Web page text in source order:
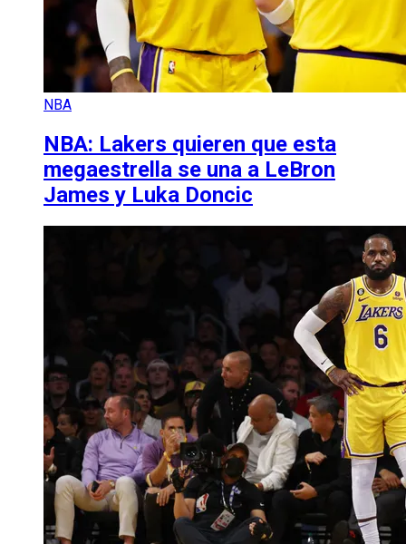
NBA
NBA: Lakers quieren que esta
megaestrella se una a LeBron
James y Luka Doncic